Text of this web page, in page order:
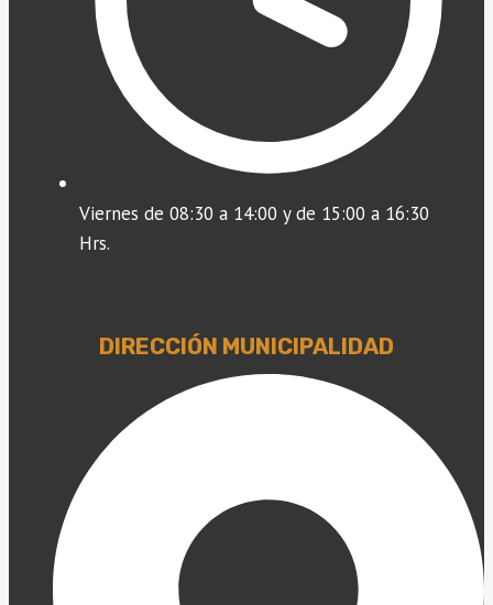
Viernes de 08:30 a 14:00 y de 15:00 a 16:30
Hrs.
DIRECCIÓN MUNICIPALIDAD